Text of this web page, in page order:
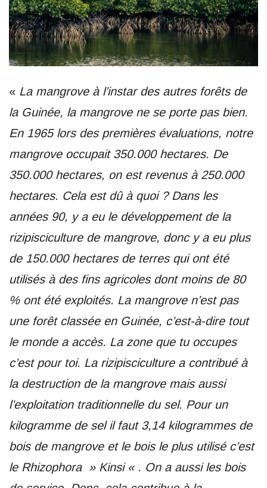
« La mangrove à l’instar des autres forêts de
la Guinée, la mangrove ne se porte pas bien.
En 1965 lors des premières évaluations, notre
mangrove occupait 350.000 hectares. De
350.000 hectares, on est revenus à 250.000
hectares. Cela est dû à quoi ? Dans les
années 90, y a eu le développement de la
rizipisciculture de mangrove, donc y a eu plus
de 150.000 hectares de terres qui ont été
utilisés à des fins agricoles dont moins de 80
% ont été exploités. La mangrove n’est pas
une forêt classée en Guinée, c’est-à-dire tout
le monde a accès. La zone que tu occupes
c’est pour toi. La rizipisciculture a contribué à
la destruction de la mangrove mais aussi
l’exploitation traditionnelle du sel. Pour un
kilogramme de sel il faut 3,14 kilogrammes de
bois de mangrove et le bois le plus utilisé c’est
le Rhizophora » Kinsi « . On a aussi les bois